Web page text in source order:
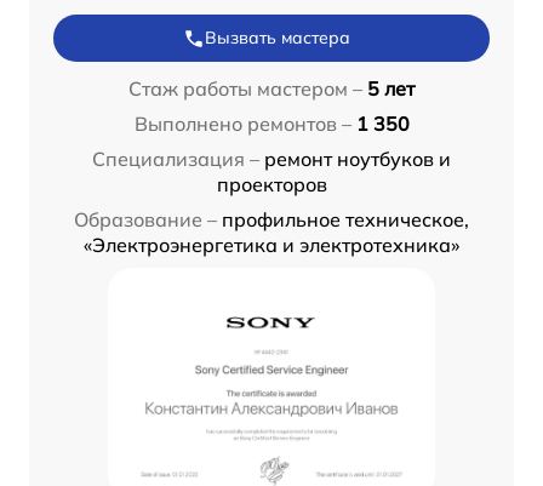
Вызвать мастера
Стаж работы мастером – 5 лет
Выполнено ремонтов – 1 350
Специализация – ремонт ноутбуков и
проекторов
Образование – профильное техническое,
«Электроэнергетика и электротехника»